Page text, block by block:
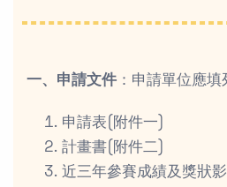
一、申請文件 ：申請單位應
申請表(附件一)
計畫書(附件二)
近三年參賽成績及獎狀